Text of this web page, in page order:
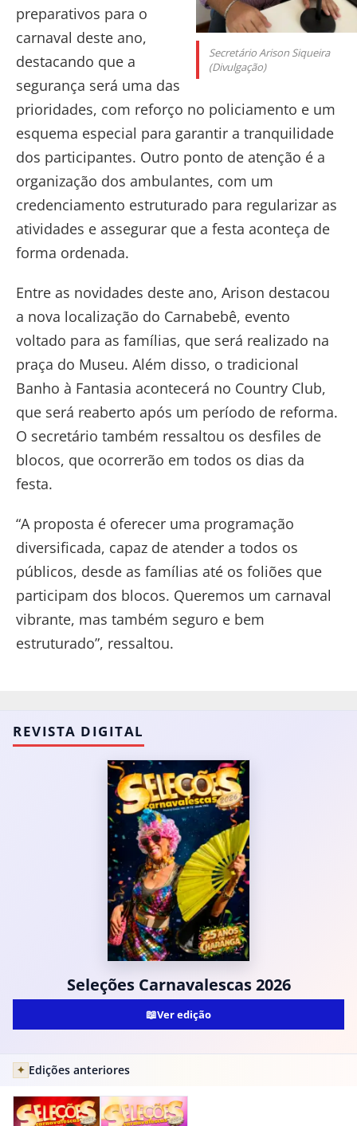
Secretário Arison Siqueira
(Divulgação)
preparativos para o
carnaval deste ano,
destacando que a
segurança será uma das
prioridades, com reforço no policiamento e um
esquema especial para garantir a tranquilidade
dos participantes. Outro ponto de atenção é a
organização dos ambulantes, com um
credenciamento estruturado para regularizar as
atividades e assegurar que a festa aconteça de
forma ordenada.
Entre as novidades deste ano, Arison destacou
a nova localização do Carnabebê, evento
voltado para as famílias, que será realizado na
praça do Museu. Além disso, o tradicional
Banho à Fantasia acontecerá no Country Club,
que será reaberto após um período de reforma.
O secretário também ressaltou os desfiles de
blocos, que ocorrerão em todos os dias da
festa.
“A proposta é oferecer uma programação
diversificada, capaz de atender a todos os
públicos, desde as famílias até os foliões que
participam dos blocos. Queremos um carnaval
vibrante, mas também seguro e bem
estruturado”, ressaltou.
REVISTA DIGITAL
Seleções Carnavalescas 2026
📖Ver edição
✦ Edições anteriores